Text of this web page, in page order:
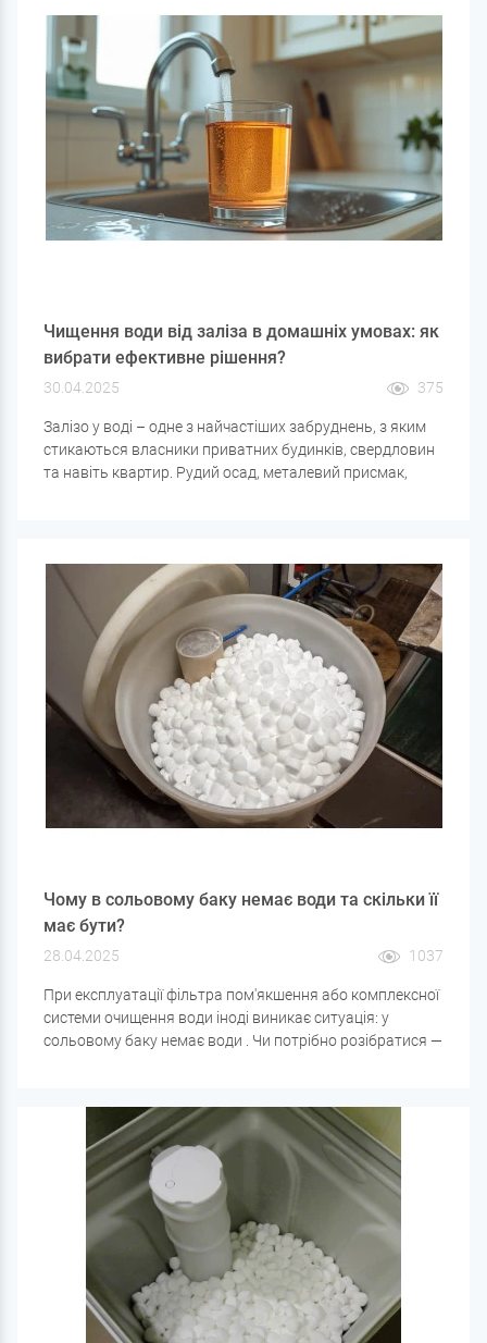
Чищення води від заліза в домашніх умовах: як
вибрати ефективне рішення?
30.04.2025 375
Залізо у воді – одне з найчастіших забруднень, з яким
стикаються власники приватних будинків, свердловин
та навіть квартир. Рудий осад, металевий присмак,
Чому в сольовому баку немає води та скільки її
має бути?
28.04.2025 1037
При експлуатації фільтра пом'якшення або комплексної
системи очищення води іноді виникає ситуація: у
сольовому баку немає води . Чи потрібно розібратися —